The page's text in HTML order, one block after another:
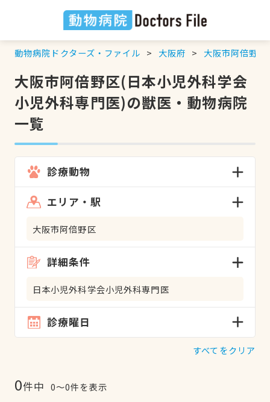
動物病院ドクターズ・ファイル 大阪府 大阪市阿倍野区
大阪市阿倍野区(日本小児外科学会
小児外科専門医)の獣医・動物病院
一覧
診療動物
エリア・駅
大阪市阿倍野区
詳細条件
日本小児外科学会小児外科専門医
診療曜日
すべてをクリア
0件中 0〜0件を表示